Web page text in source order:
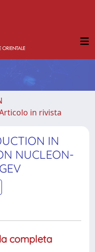
in rivista
IN
NUCLEON-
completa